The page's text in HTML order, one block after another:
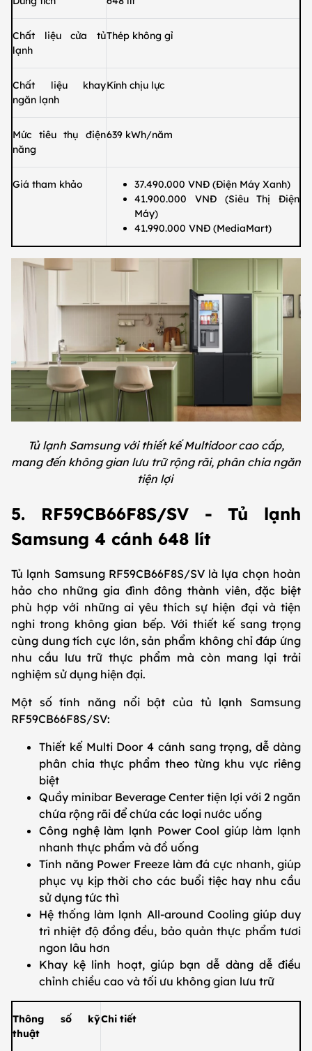
Chất liệu cửa tủ
lạnh
Thép không gỉ
Chất liệu khay
ngăn lạnh
Kính chịu lực
Mức tiêu thụ điện
năng
639 kWh/năm
Giá tham khảo
37.490.000 VNĐ (Điện Máy Xanh)
41.900.000 VNĐ (Siêu Thị Điện
Máy)
41.990.000 VNĐ (MediaMart)
Tủ lạnh Samsung với thiết kế Multidoor cao cấp,
mang đến không gian lưu trữ rộng rãi, phân chia ngăn
tiện lợi
5. RF59CB66F8S/SV - Tủ lạnh
Samsung 4 cánh 648 lít
Tủ lạnh Samsung RF59CB66F8S/SV là lựa chọn hoàn
hảo cho những gia đình đông thành viên, đặc biệt
phù hợp với những ai yêu thích sự hiện đại và tiện
nghi trong không gian bếp. Với thiết kế sang trọng
cùng dung tích cực lớn, sản phẩm không chỉ đáp ứng
nhu cầu lưu trữ thực phẩm mà còn mang lại trải
nghiệm sử dụng hiện đại.
Một số tính năng nổi bật của tủ lạnh Samsung
RF59CB66F8S/SV:
Thiết kế Multi Door 4 cánh sang trọng, dễ dàng
phân chia thực phẩm theo từng khu vực riêng
biệt
Quầy minibar Beverage Center tiện lợi với 2 ngăn
chứa rộng rãi để chứa các loại nước uống
Công nghệ làm lạnh Power Cool giúp làm lạnh
nhanh thực phẩm và đồ uống
Tính năng Power Freeze làm đá cực nhanh, giúp
phục vụ kịp thời cho các buổi tiệc hay nhu cầu
sử dụng tức thì
Hệ thống làm lạnh All-around Cooling giúp duy
trì nhiệt độ đồng đều, bảo quản thực phẩm tươi
ngon lâu hơn
Khay kệ linh hoạt, giúp bạn dễ dàng dễ điều
chỉnh chiều cao và tối ưu không gian lưu trữ
Thông số kỹ
thuật
Chi tiết